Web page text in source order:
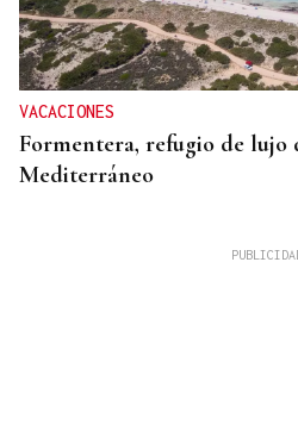
VACACIONES
Formentera, refugio de lujo
Mediterráneo